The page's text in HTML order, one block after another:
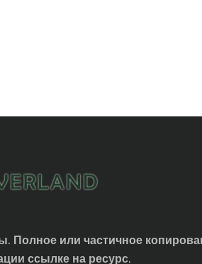
Полное или частичное
ссылке на ресурс.